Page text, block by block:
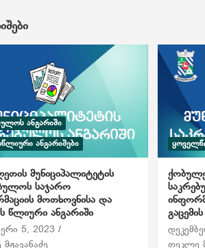
ᲐᲜᲒᲐᲠᲘᲨᲘ
ᲐᲜᲒᲐᲠᲘᲨᲔᲑᲘ
მუნიციპალიტეტის
საჯარო
მოთხოვნისა და
წლიური ანგარიში
5, 2023
თეკლე